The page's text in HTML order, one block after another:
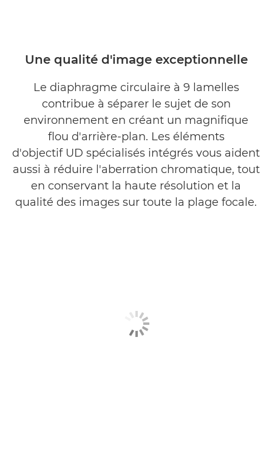
Une qualité d'image exceptionnelle
Le diaphragme circulaire à 9 lamelles
contribue à séparer le sujet de son
environnement en créant un magnifique
flou d'arrière-plan. Les éléments
d'objectif UD spécialisés intégrés vous aident
aussi à réduire l'aberration chromatique, tout
en conservant la haute résolution et la
qualité des images sur toute la plage focale.